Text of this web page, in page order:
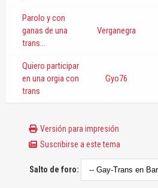
Parolo y con
ganas de una
trans...
Verganegra
Quiero participar
en una orgia con
trans
Gyo76
Versión para impresión
Suscribirse a este tema
Salto de foro: